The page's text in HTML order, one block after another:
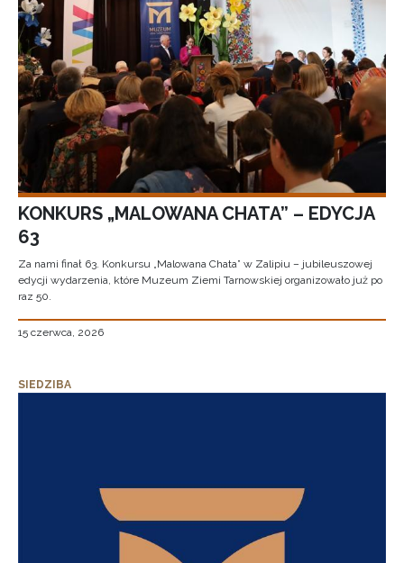
KONKURS „MALOWANA CHATA” – EDYCJA
63
Za nami finał 63. Konkursu „Malowana Chata” w Zalipiu – jubileuszowej
edycji wydarzenia, które Muzeum Ziemi Tarnowskiej organizowało już po
raz 50.
15 czerwca, 2026
SIEDZIBA